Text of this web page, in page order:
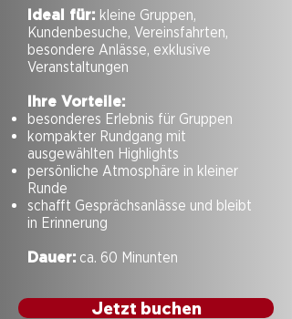
Ideal für: kleine Gruppen,
Kundenbesuche, Vereinsfahrten,
besondere Anlässe, exklusive
Veranstaltungen
Ihre Vorteile:
besonderes Erlebnis für Gruppen
kompakter Rundgang mit
ausgewählten Highlights
persönliche Atmosphäre in kleiner
Runde
schafft Gesprächsanlässe und bleibt
in Erinnerung
Dauer: ca. 60 Minunten
Jetzt buchen